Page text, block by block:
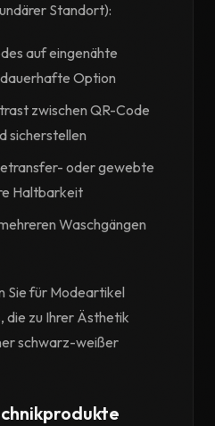
Standort):
auf eingenähte
Option
zwischen QR-Code
sicherstellen
oder gewebte
Haltbarkeit
Waschgängen
Sie für Modeartikel
die zu Ihrer Ästhetik
schwarz-weißer